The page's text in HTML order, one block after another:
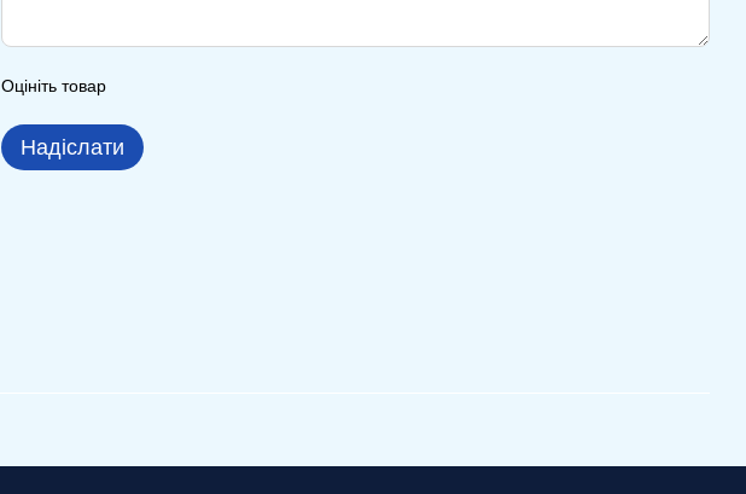
Оцініть товар
Надіслати